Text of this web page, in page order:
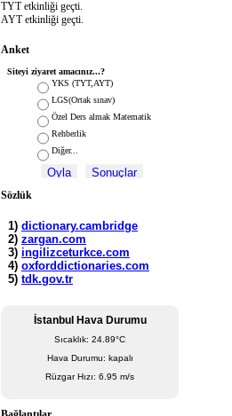
TYT etkinliği geçti.
AYT etkinliği geçti.
Anket
Siteyi ziyaret amacınız...?
YKS (TYT,AYT)
LGS(Ortak sınav)
Özel Ders almak Matematik
Rehberlik
Diğer...
Sözlük
İstanbul Hava Durumu
Sıcaklık: 24.89°C
Hava Durumu: kapalı
Rüzgar Hızı: 6.95 m/s